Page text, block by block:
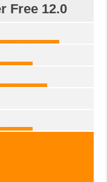
Free 12.0